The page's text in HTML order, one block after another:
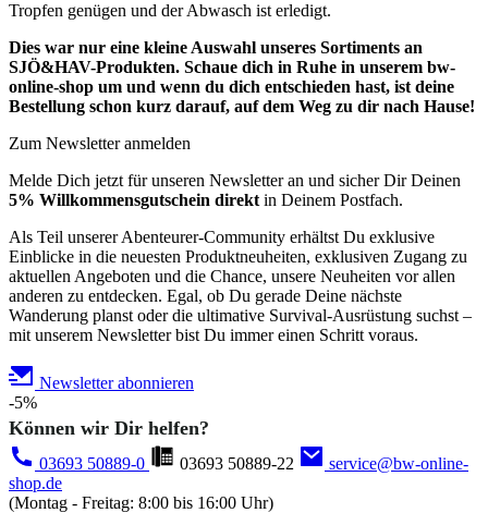
Tropfen genügen und der Abwasch ist erledigt.
Dies war nur eine kleine Auswahl unseres Sortiments an
SJÖ&HAV-Produkten. Schaue dich in Ruhe in unserem bw-
online-shop um und wenn du dich entschieden hast, ist deine
Bestellung schon kurz darauf, auf dem Weg zu dir nach Hause!
Zum Newsletter anmelden
Melde Dich jetzt für unseren Newsletter an und sicher Dir Deinen
5% Willkommensgutschein direkt in Deinem Postfach.
Als Teil unserer Abenteurer-Community erhältst Du exklusive
Einblicke in die neuesten Produktneuheiten, exklusiven Zugang zu
aktuellen Angeboten und die Chance, unsere Neuheiten vor allen
anderen zu entdecken. Egal, ob Du gerade Deine nächste
Wanderung planst oder die ultimative Survival-Ausrüstung suchst –
mit unserem Newsletter bist Du immer einen Schritt voraus.
Newsletter abonnieren
-5%
Können wir Dir helfen?
03693 50889-0 03693 50889-22
service@bw-online-
shop.de
(Montag - Freitag: 8:00 bis 16:00 Uhr)